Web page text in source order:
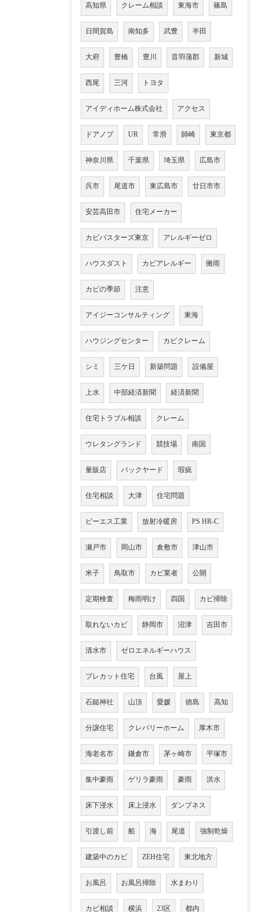
高知県 クレーム相談 東海市 篠島
日間賀島 南知多 武豊 半田
大府 豊橋 豊川 音羽蒲郡 新城
西尾 三河 トヨタ
アイディホーム株式会社 アクセス
ドアノブ UR 常滑 師崎 東京都
神奈川県 千葉県 埼玉県 広島市
呉市 尾道市 東広島市 廿日市市
安芸高田市 住宅メーカー
カビバスターズ東京 アレルギーゼロ
ハウスダスト カビアレルギー 黴雨
カビの季節 注意
アイジーコンサルティング 東海
ハウジングセンター カビクレーム
シミ 三ケ日 新築問題 設備屋
上水 中部経済新聞 経済新聞
住宅トラブル相談 クレーム
ウレタングランド 競技場 南国
量販店 バックヤード 瑕疵
住宅相談 大津 住宅問題
ピーエス工業 放射冷暖房 PS HR-C
瀬戸市 岡山市 倉敷市 津山市
米子 鳥取市 カビ業者 公開
定期検査 梅雨明け 四国 カビ掃除
取れないカビ 静岡市 沼津 吉田市
清水市 ゼロエネルギーハウス
プレカット住宅 台風 屋上
石鎚神社 山頂 愛媛 徳島 高知
分譲住宅 クレバリーホーム 厚木市
海老名市 鎌倉市 茅ヶ崎市 平塚市
集中豪雨 ゲリラ豪雨 豪雨 洪水
床下浸水 床上浸水 ダンプネス
引渡し前 船 海 尾道 強制乾燥
建築中のカビ ZEH住宅 東北地方
お風呂 お風呂掃除 水まわり
カビ相談 横浜 23区 都内